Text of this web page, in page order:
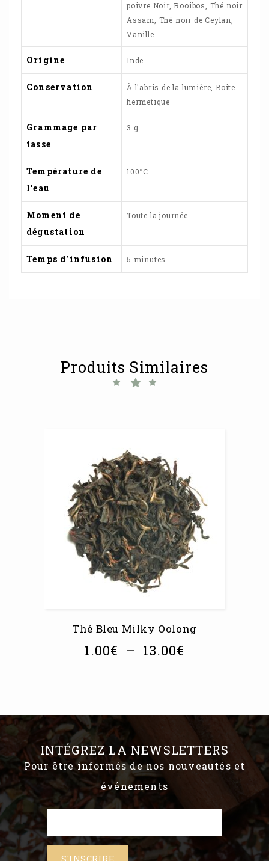
poivre Noir, Rooibos, Thé noir
Assam, Thé noir de Ceylan,
Vanille
Origine Inde
Conservation
À l'abris de la lumière, Boite
hermetique
Grammage par
tasse
3 g
Température de
l'eau
100°C
Moment de
dégustation
Toute la journée
Temps d'infusion 5 minutes
Produits Similaires
Thé Bleu Milky Oolong
1.00€ – 13.00€
INTÉGREZ LA NEWSLETTERS
Pour être informés de nos nouveautés et
événements